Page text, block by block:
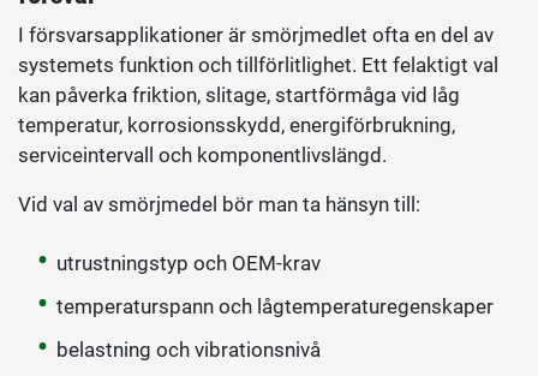
I försvarsapplikationer är smörjmedlet ofta en del av
systemets funktion och tillförlitlighet. Ett felaktigt val
kan påverka friktion, slitage, startförmåga vid låg
temperatur, korrosionsskydd, energiförbrukning,
serviceintervall och komponentlivslängd.
Vid val av smörjmedel bör man ta hänsyn till:
utrustningstyp och OEM-krav
temperaturspann och lågtemperaturegenskaper
belastning och vibrationsnivå